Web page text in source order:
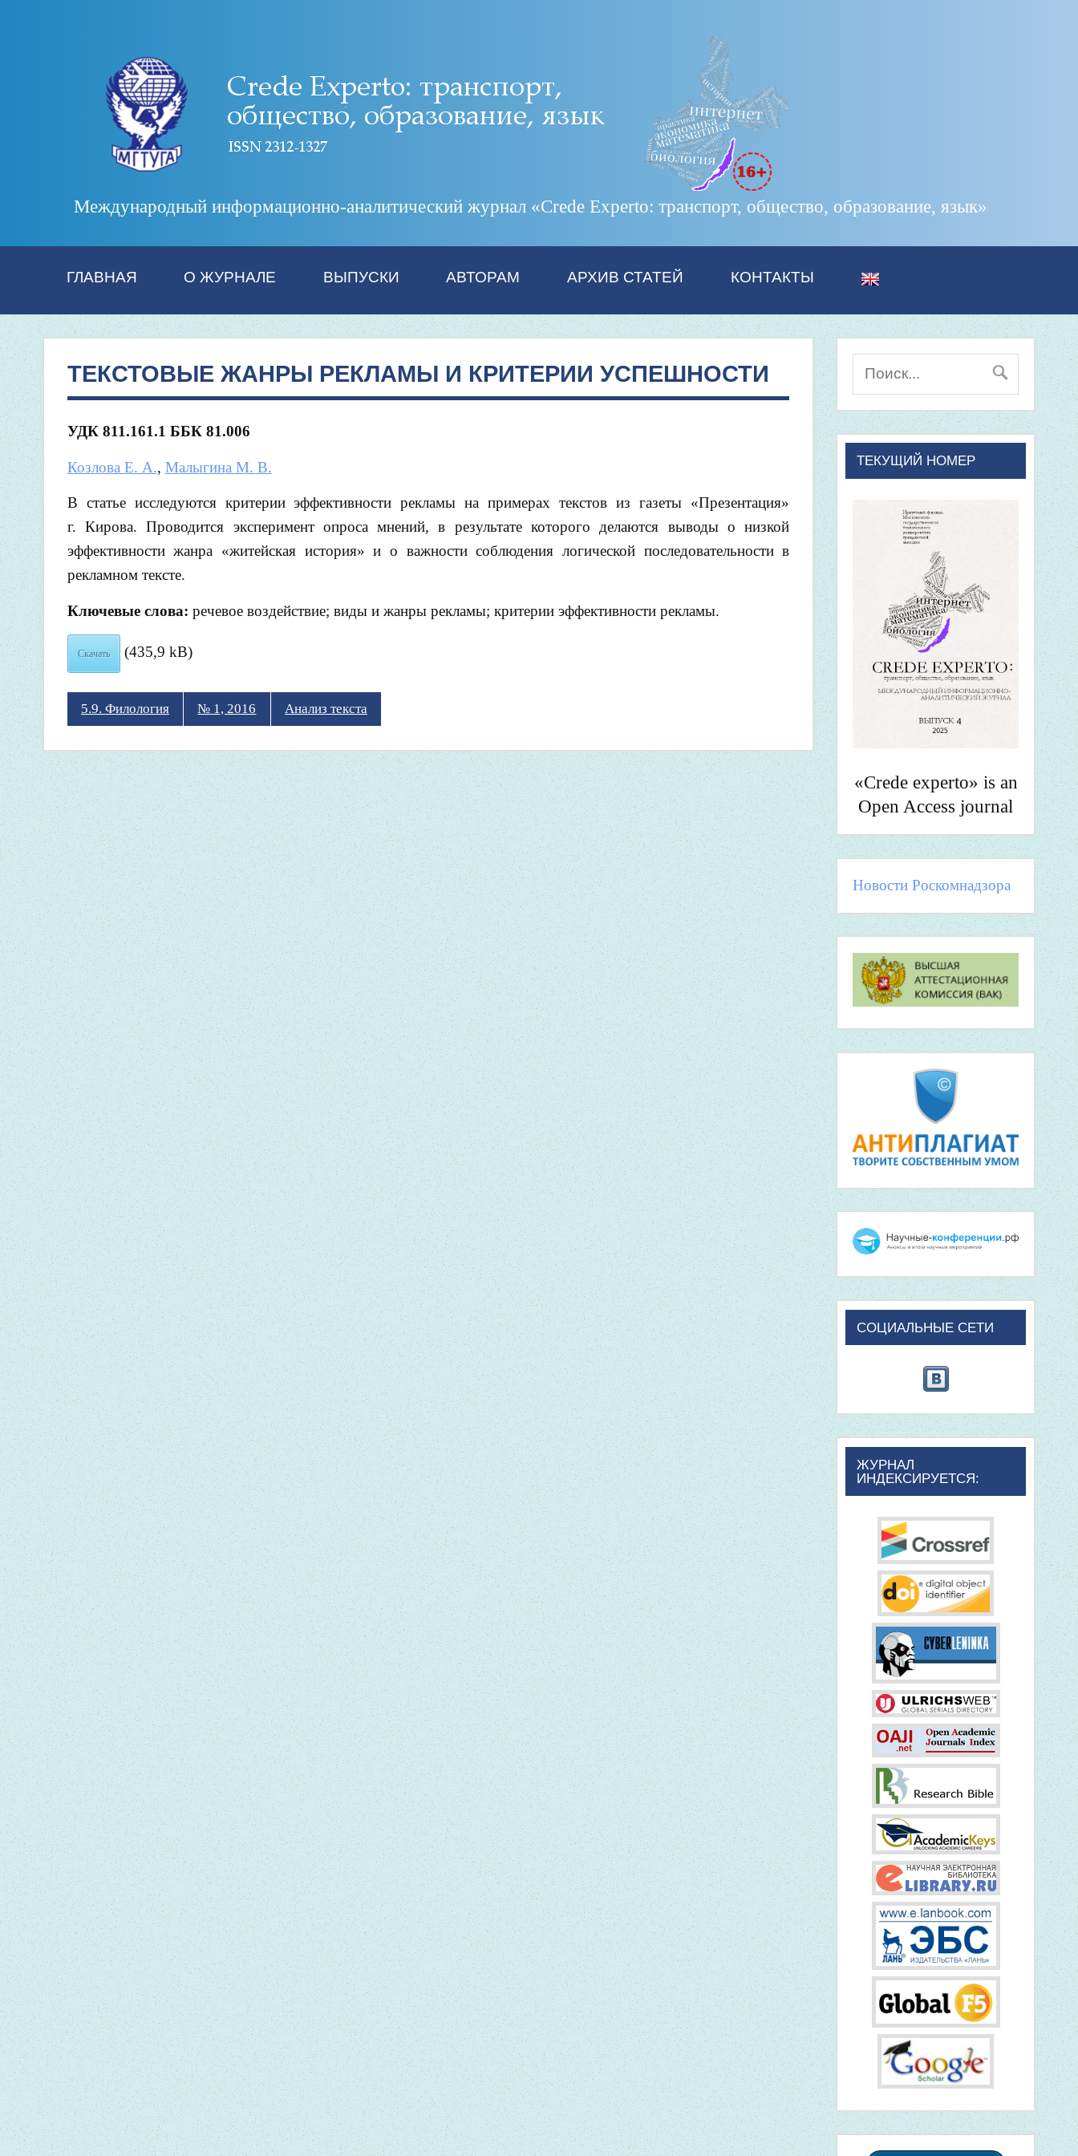
Международный информационно-аналитический журнал «Crede Experto: транспорт, общество, образование, язык»
ГЛАВНАЯ О ЖУРНАЛЕ ВЫПУСКИ АВТОРАМ АРХИВ СТАТЕЙ КОНТАКТЫ
ТЕКСТОВЫЕ ЖАНРЫ РЕКЛАМЫ И КРИТЕРИИ УСПЕШНОСТИ
УДК 811.161.1 ББК 81.006
Козлова Е. А., Малыгина М. В.
В статье исследуются критерии эффективности рекламы на примерах текстов из газеты «Презентация»
г. Кирова. Проводится эксперимент опроса мнений, в результате которого делаются выводы о низкой
эффективности жанра «житейская история» и о важности соблюдения логической последовательности в
рекламном тексте.
Ключевые слова: речевое воздействие; виды и жанры рекламы; критерии эффективности рекламы.
Скачать (435,9 kB)
5.9. Филология № 1, 2016 Анализ текста
ТЕКУЩИЙ НОМЕР
«Crede experto» is an
Open Access journal
Новости Роскомнадзора
СОЦИАЛЬНЫЕ СЕТИ
ЖУРНАЛ
ИНДЕКСИРУЕТСЯ: